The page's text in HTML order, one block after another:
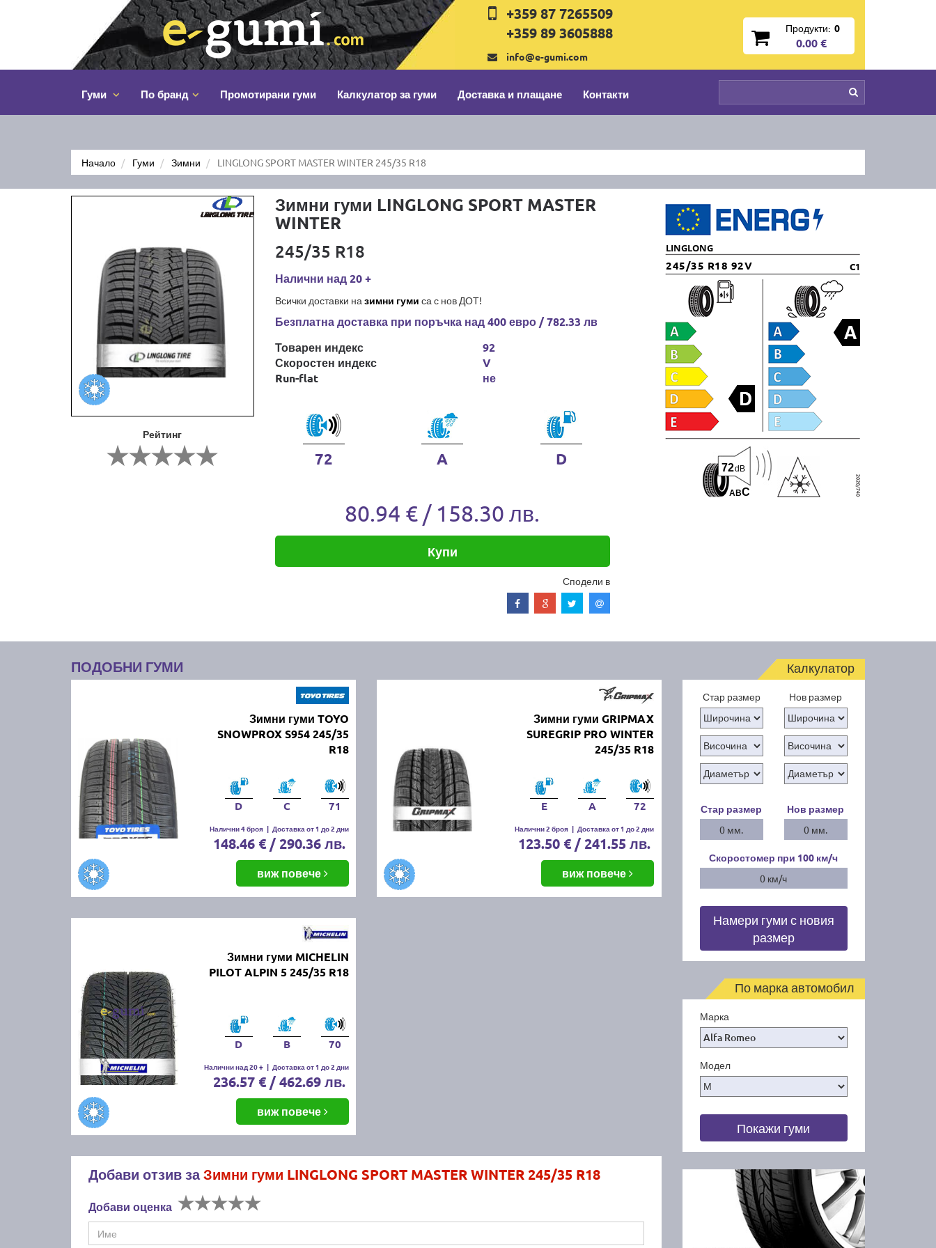
+359 87 7265509
+359 89 3605888
info@e-gumi.com
Продукти: 0
0.00 €
Гуми По бранд Промотирани гуми Калкулатор за гуми Доставка и плащане Контакти
Начало Гуми Зимни LINGLONG SPORT MASTER WINTER 245/35 R18
Рейтинг
Зимни гуми LINGLONG SPORT MASTER
WINTER
245/35 R18
Налични над 20 +
Всички доставки на зимни гуми са с нов ДОТ!
Безплатна доставка при поръчка над 400 евро / 782.33 лв
Товарен индекс
Скоростен индекс
Run-flat
92
V
не
72 A D
80.94 € / 158.30 лв.
Купи
Сподели в
LINGLONG
245/35 R18 92V C1
A BC
72dB
ПОДОБНИ ГУМИ
Зимни гуми TOYO
SNOWPROX S954 245/35
R18
D C 71
Налични 4 броя | Доставка от 1 до 2 дни
148.46 € / 290.36 лв.
виж повече
Зимни гуми GRIPMAX
SUREGRIP PRO WINTER
245/35 R18
E A 72
Налични 2 броя | Доставка от 1 до 2 дни
123.50 € / 241.55 лв.
виж повече
Зимни гуми MICHELIN
PILOT ALPIN 5 245/35 R18
D B 70
Налични над 20 + | Доставка от 1 до 2 дни
236.57 € / 462.69 лв.
виж повече
Добави отзив заЗимни гуми LINGLONG SPORT MASTER WINTER 245/35 R18
Добави оценка
Калкулатор
Стар размер Нов размер
Стар размер
0 мм.
Нов размер
0 мм.
Скоростомер при 100 км/ч
0 км/ч
Намери гуми с новия
размер
По марка автомобил
Марка
Модел
Покажи гуми